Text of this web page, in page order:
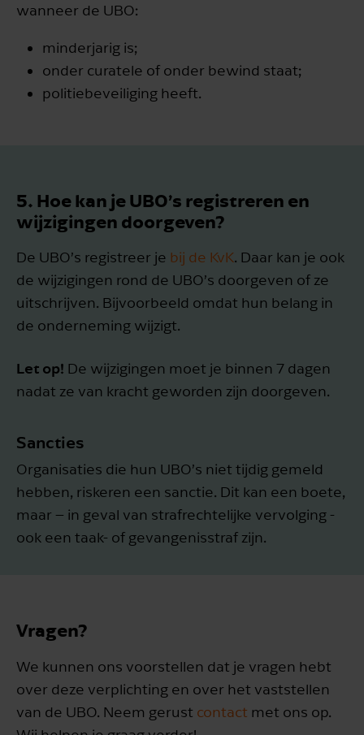
wanneer de UBO:
minderjarig is;
onder curatele of onder bewind staat;
politiebeveiliging heeft.
5. Hoe kan je UBO’s registreren en
wijzigingen doorgeven?
De UBO’s registreer je bij de KvK. Daar kan je ook
de wijzigingen rond de UBO’s doorgeven of ze
uitschrijven. Bijvoorbeeld omdat hun belang in
de onderneming wijzigt.
Let op! De wijzigingen moet je binnen 7 dagen
nadat ze van kracht geworden zijn doorgeven.
Sancties
Organisaties die hun UBO’s niet tijdig gemeld
hebben, riskeren een sanctie. Dit kan een boete,
maar – in geval van strafrechtelijke vervolging -
ook een taak- of gevangenisstraf zijn.
Vragen?
We kunnen ons voorstellen dat je vragen hebt
over deze verplichting en over het vaststellen
van de UBO. Neem gerust contact met ons op.